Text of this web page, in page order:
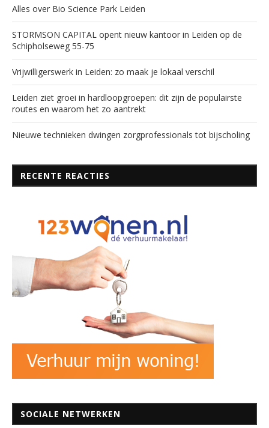
Alles over Bio Science Park Leiden
STORMSON CAPITAL opent nieuw kantoor in Leiden op de
Schipholseweg 55-75
Vrijwilligerswerk in Leiden: zo maak je lokaal verschil
Leiden ziet groei in hardloopgroepen: dit zijn de populairste
routes en waarom het zo aantrekt
Nieuwe technieken dwingen zorgprofessionals tot bijscholing
RECENTE REACTIES
SOCIALE NETWERKEN